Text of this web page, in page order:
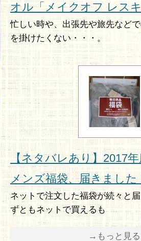
オル「メイクオフ レスキ
忙しい時や、出張先や旅先など
を掛けたくない・・・。
【ネタバレあり】2017
メンズ福袋、届きました
ネットで注文した福袋が続々と
ずともネットで買えるも
→もっと見る